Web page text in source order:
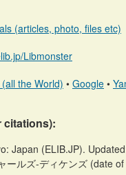
(articles, photo, files etc)
Libmonster
the World) • Google •
citations):
Japan (ELIB.JP).
ールズ-ディケンズ (date